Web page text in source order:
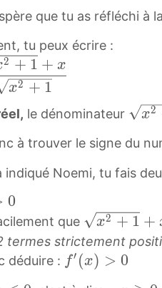
que tu as réfléchi à
tu peux écrire :
x2 + 1
2 + 1 + x
le dénominateur x
+
1
q
r
x2
à trouver le signe du
indiqué Noemi, tu fais
0
que x
2
+
x2 + 1 +
termes strictement
déduire : ff′ (x) > 0